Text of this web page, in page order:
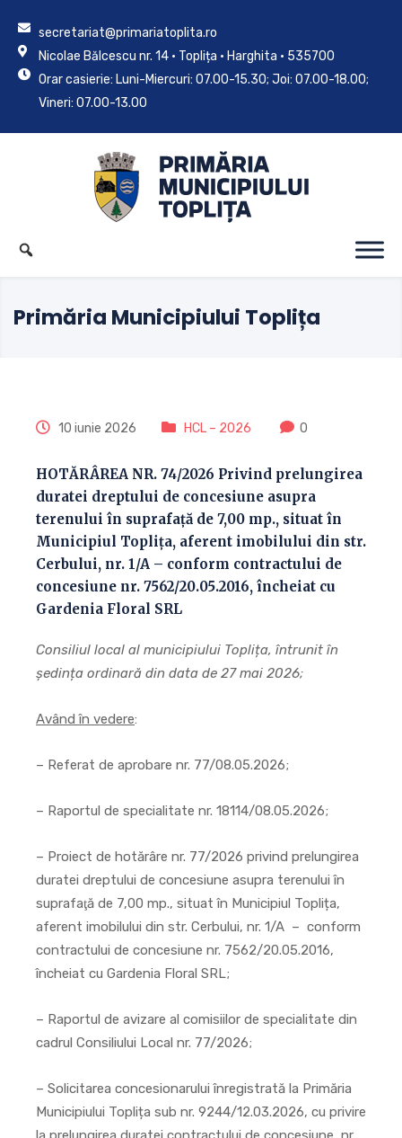
secretariat@primariatoplita.ro
Nicolae Bălcescu nr. 14 • Toplița • Harghita • 535700
Orar casierie: Luni-Miercuri: 07.00-15.30; Joi: 07.00-18.00;
Vineri: 07.00-13.00
Primăria Municipiului Toplița
10 iunie 2026 HCL – 2026 0
HOTĂRÂREA NR. 74/2026 Privind prelungirea
duratei dreptului de concesiune asupra
terenului în suprafaţă de 7,00 mp., situat în
Municipiul Toplița, aferent imobilului din str.
Cerbului, nr. 1/A – conform contractului de
concesiune nr. 7562/20.05.2016, încheiat cu
Gardenia Floral SRL
Consiliul local al municipiului Toplița, întrunit în
ședința ordinară din data de 27 mai 2026;
Având în vedere:
– Referat de aprobare nr. 77/08.05.2026;
– Raportul de specialitate nr. 18114/08.05.2026;
– Proiect de hotărâre nr. 77/2026 privind prelungirea
duratei dreptului de concesiune asupra terenului în
suprafaţă de 7,00 mp., situat în Municipiul Toplița,
aferent imobilului din str. Cerbului, nr. 1/A – conform
contractului de concesiune nr. 7562/20.05.2016,
încheiat cu Gardenia Floral SRL;
– Raportul de avizare al comisiilor de specialitate din
cadrul Consiliului Local nr. 77/2026;
– Solicitarea concesionarului înregistrată la Primăria
Municipiului Toplița sub nr. 9244/12.03.2026, cu privire